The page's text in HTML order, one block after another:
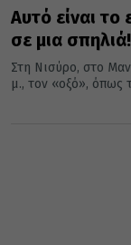
Αυτό είναι
σε μια σπηλιά!
Στη Νισύρο, στο
μ., τον «οξό», όπως